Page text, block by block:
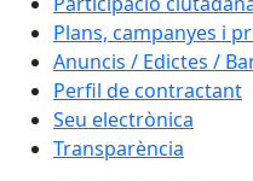
Plans, campanyes i
Anuncis / Edictes /
Perfil de contractant
Seu electrònica
Transparència